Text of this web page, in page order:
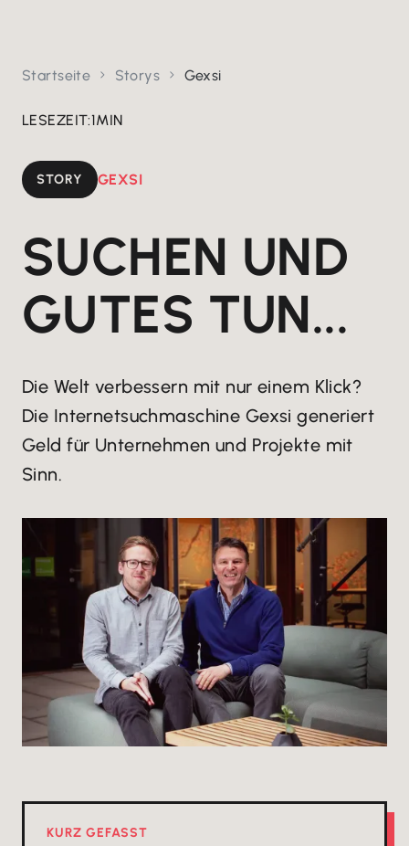
Startseite  Storys  Gexsi
LESEZEIT:1MIN
STORY GEXSI
SUCHEN UND
GUTES TUN...
Die Welt verbessern mit nur einem Klick?
Die Internetsuchmaschine Gexsi generiert
Geld für Unternehmen und Projekte mit
Sinn.
KURZ GEFASST